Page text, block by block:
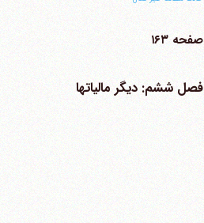
صفحه ۱۶۳
فصل ششم: دیگر مالیاتها